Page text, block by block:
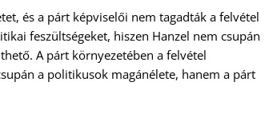
és a párt képviselői nem tagadták a felvétel
feszültségeket, hiszen Hanzel nem csupán
A párt környezetében a felvétel
a politikusok magánélete, hanem a párt